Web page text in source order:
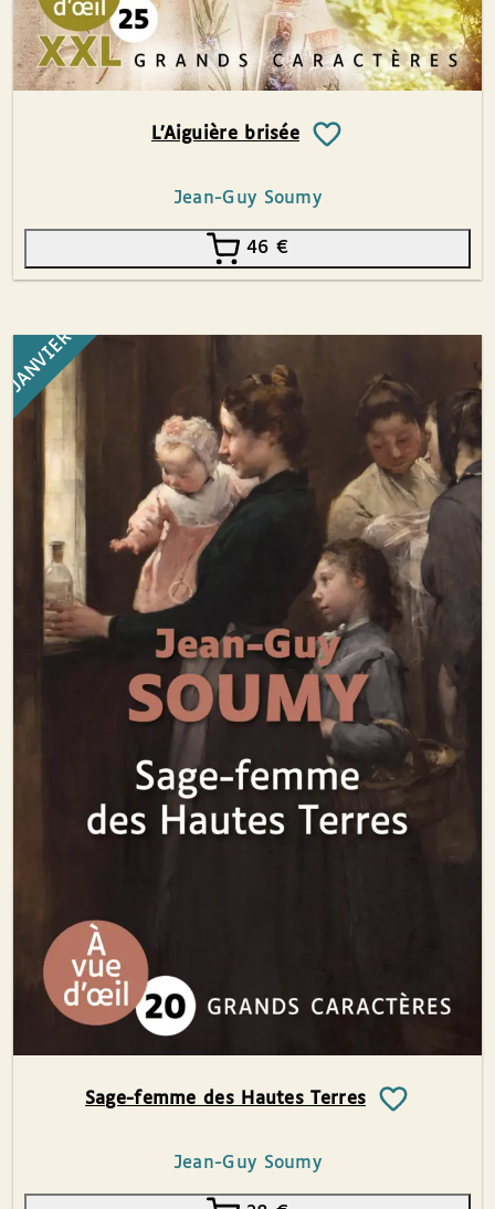
L’Aiguière brisée
Jean-Guy Soumy
46 €
JANVIER
Sage-femme des Hautes Terres
Jean-Guy Soumy